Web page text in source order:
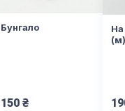
Бунгало
150 ₴
На
(м)